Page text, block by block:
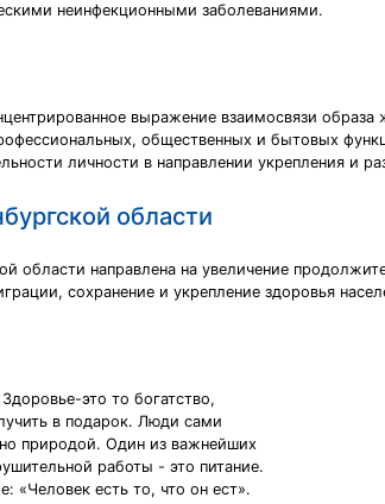
неинфекционными заболеваниями.
выражение взаимосвязи
общественных и бытовых
личности в направлении укрепления и
области
области направлена на увеличение
сохранение и укрепление здоровья
это то богатство,
в подарок. Люди сами
природой. Один из важнейших
работы - это питание.
«Человек есть то, что он ест».